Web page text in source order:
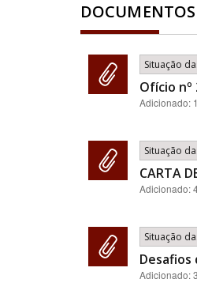
Situação
Ofício nº
Adicionado:
Situação
CARTA
Adicionado:
Situação
Desafios
Adicionado: